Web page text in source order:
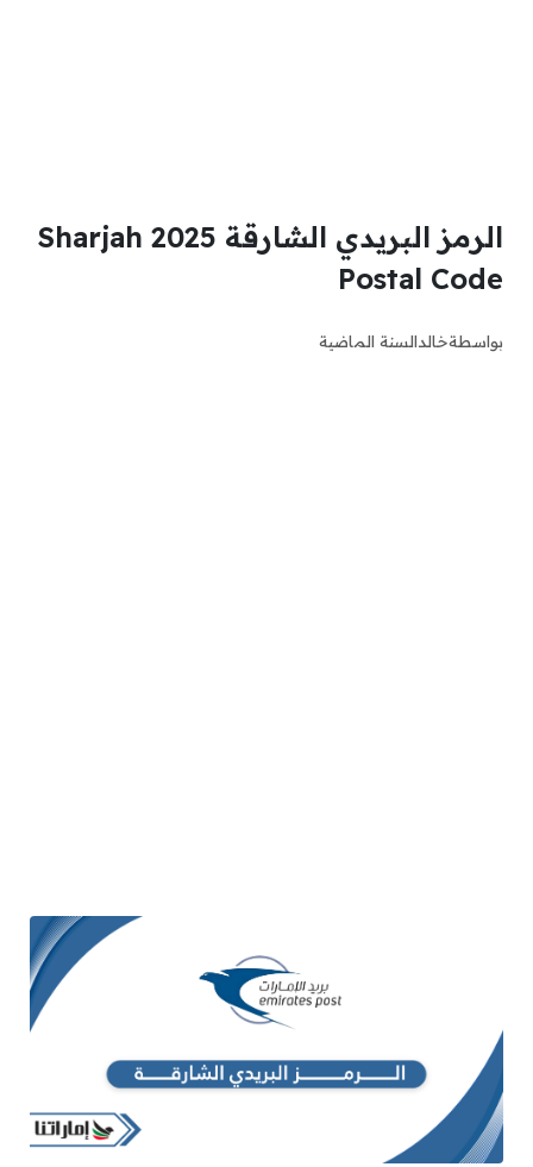
الرمز البريدي الشارقة 2025 Sharjah
Postal Code
بواسطةخالدالسنة الماضية